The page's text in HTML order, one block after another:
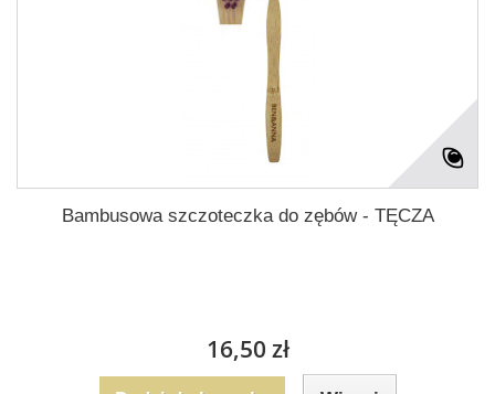
Bambusowa szczoteczka do zębów - TĘCZA
16,50 zł